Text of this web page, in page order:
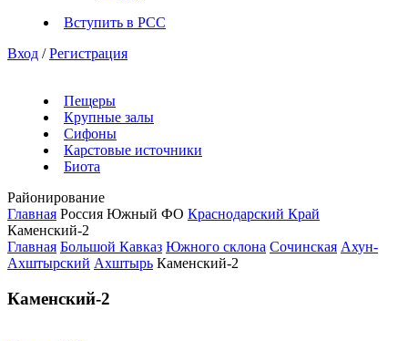
Вступить в РСС
Вход / Регистрация
Пещеры
Крупные залы
Сифоны
Карстовые источники
Биота
Районирование
Главная Россия Южный ФО Краснодарский Край
Каменский-2
Главная Большой Кавказ Южного склона Сочинская Ахун-
Ахштырский Ахштырь Каменский-2
Каменский-2